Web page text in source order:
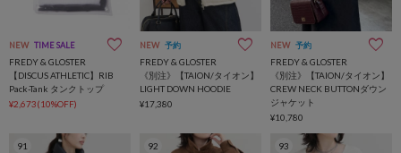
NEW TIME SALE
FREDY & GLOSTER
【DISCUS ATHLETIC】RIB
Pack-Tank タンクトップ
¥2,673(10%OFF)
NEW 予約
FREDY & GLOSTER
《別注》【TAION/タイオン】
LIGHT DOWN HOODIE
¥17,380
NEW 予約
FREDY & GLOSTER
《別注》【TAION/タイオン】
CREW NECK BUTTONダウン
ジャケット
¥10,780
91 92 93